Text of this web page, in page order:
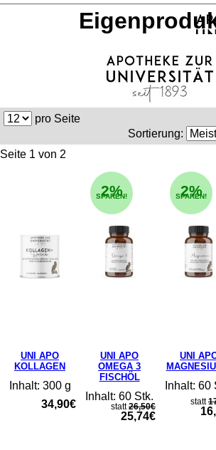
pro Seite
Sortierung:
Seite 1 von 2
UNI APO
KOLLAGEN
Inhalt: 300 g
34,90€
2%
SPAREN!
UNI APO
OMEGA 3
FISCHÖL
Inhalt: 60 Stk.
statt26,50€
25,74€
2%
SPAREN!
UNI
Inhalt: 60
statt